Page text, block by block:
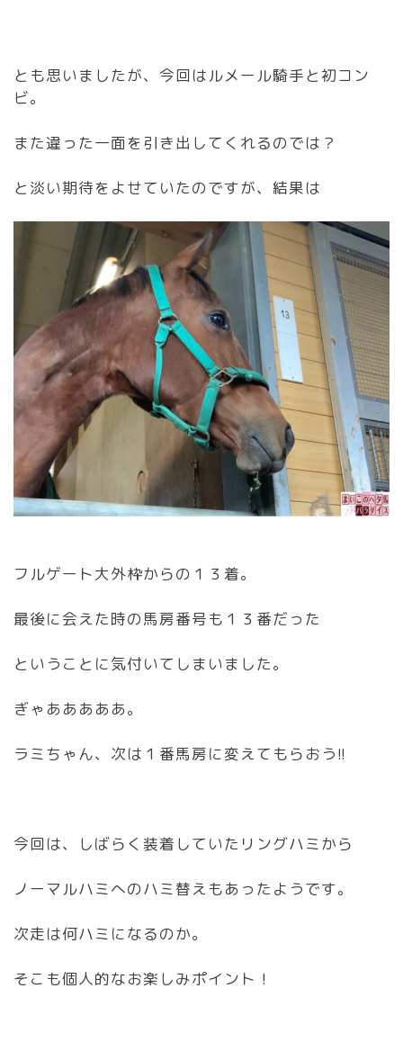
とも思いましたが、今回はルメール騎手と初コン
ビ。
また違った一面を引き出してくれるのでは？
と淡い期待をよせていたのですが、結果は
フルゲート大外枠からの１３着。
最後に会えた時の馬房番号も１３番だった
ということに気付いてしまいました。
ぎゃあああああ。
ラミちゃん、次は１番馬房に変えてもらおう!!
今回は、しばらく装着していたリングハミから
ノーマルハミへのハミ替えもあったようです。
次走は何ハミになるのか。
そこも個人的なお楽しみポイント！